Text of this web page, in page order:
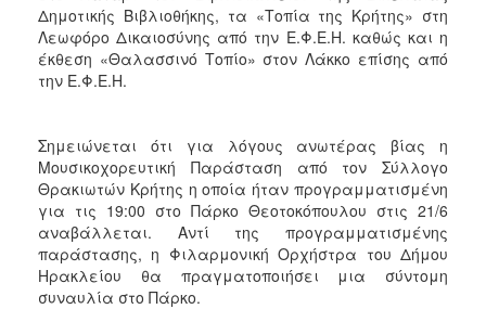
Δημοτικής Βιβλιοθήκης, τα «Τοπία της Κρήτης» στη
Λεωφόρο Δικαιοσύνης από την Ε.Φ.Ε.Η. καθώς και η
έκθεση «Θαλασσινό Τοπίο» στον Λάκκο επίσης από
την Ε.Φ.Ε.Η.
Σημειώνεται ότι για λόγους ανωτέρας βίας η
Μουσικοχορευτική Παράσταση από τον Σύλλογο
Θρακιωτών Κρήτης η οποία ήταν προγραμματισμένη
για τις 19:00 στο Πάρκο Θεοτοκόπουλου στις 21/6
αναβάλλεται. Αντί της προγραμματισμένης
παράστασης, η Φιλαρμονική Ορχήστρα του Δήμου
Ηρακλείου θα πραγματοποιήσει μια σύντομη
συναυλία στο Πάρκο.